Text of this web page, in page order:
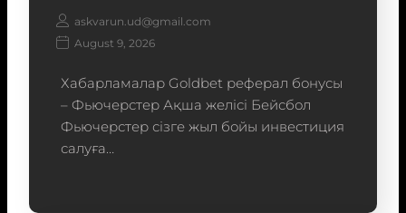
askvarun.ud@gmail.com
August 9, 2026
Хабарламалар Goldbet реферал бонусы
– Фьючерстер Ақша желісі Бейсбол
Фьючерстер сізге жыл бойы инвестиция
салуға…